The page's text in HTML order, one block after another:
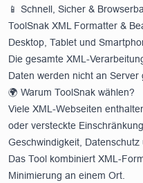
📱 Schnell, Sicher &
ToolSnak XML Formatter &
Desktop, Tablet und
Die gesamte XML-
Daten werden nicht an Server
🌍 Warum ToolSnak wählen?
Viele XML-Webseiten
oder versteckte
Geschwindigkeit,
Das Tool kombiniert XML-
Minimierung an einem Ort.